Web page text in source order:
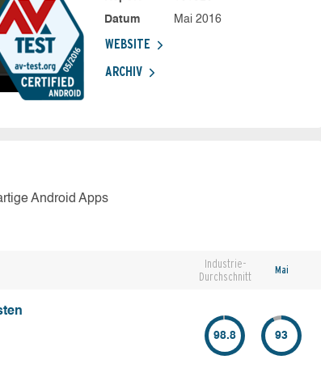
Datum
Mai 2016
WEBSITE
ARCHIV
Android Apps
Industrie-
Durchschnitt
Mai
98.8 93